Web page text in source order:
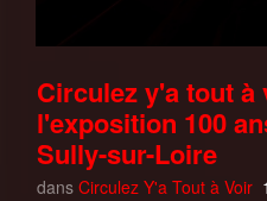
Circulez y'a tout
l'exposition 100
Sully-sur-Loire
dans Circulez Y'a Tout à Voir